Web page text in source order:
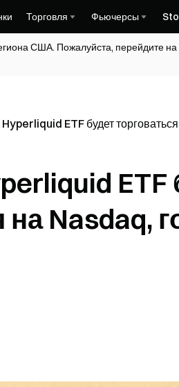
Торговля Фьючерсы
США. Пожалуйста, перейдите
ETF будет
ETF
на Nasdaq,